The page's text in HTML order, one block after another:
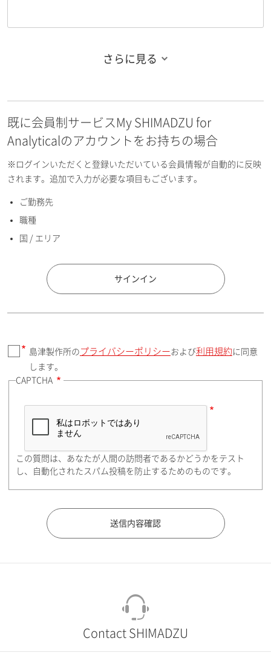
お名前フリガナ（名）
E-mailアドレス（半角英数）
国 / エリア
郵便番号（勤務先）
住所検索
都道府県（勤務先）
さらに見る
既に会員制サービスMy SHIMADZU for
Analyticalのアカウントをお持ちの場合
※ログインいただくと登録いただいている会員情報が自動的に反映
されます。追加で入力が必要な項目もございます。
ご勤務先
職種
国 / エリア
サインイン
島津製作所の プライバシーポリシーおよび利用規約 に同意
します。
CAPTCHA
この質問は、あなたが人間の訪問者であるかどうかをテスト
し、自動化されたスパム投稿を防止するためのものです。
Contact SHIMADZU